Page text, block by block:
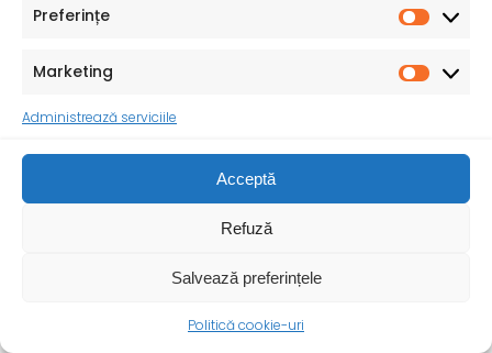
Preferințe
Marketing
Administrează serviciile
Acceptă
Refuză
Salvează preferințele
Politică cookie-uri
InfoMama – Ghidul mamei pe parcursul sarcinii și în
De peste 35 de ani, Organizația Salvați Copiii